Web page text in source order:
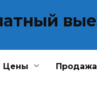
Цены